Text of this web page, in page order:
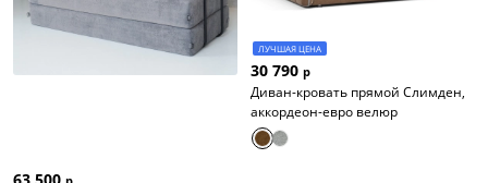
63 500
ЛУЧШАЯ ЦЕНА
30 790 р
Диван-кровать прямой Слимден,
аккордеон-евро велюр